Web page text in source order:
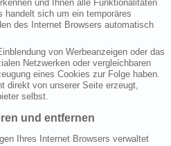
und Ihnen alle Funktionalitäten
handelt sich um ein temporäres
des Internet Browsers automatisch
von Werbeanzeigen oder das
Netzwerken oder vergleichbaren
eines Cookies zur Folge haben.
direkt von unserer Seite erzeugt,
selbst.
und entfernen
Ihres Internet Browsers verwaltet